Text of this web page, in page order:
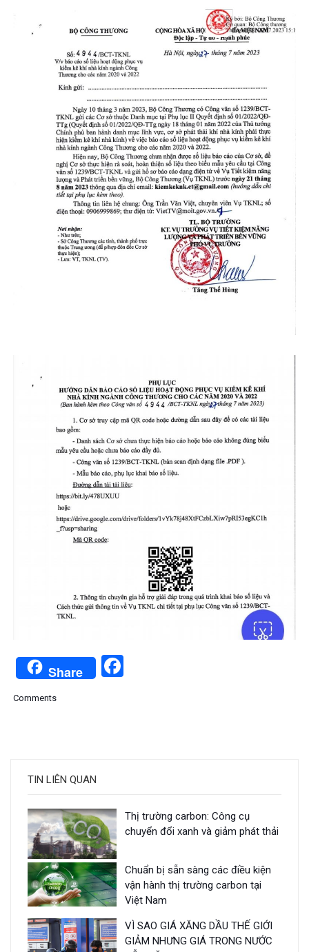
Share
Comments
TIN LIÊN QUAN
Thị trường carbon: Công cụ
chuyển đổi xanh và giảm phát thải
Chuẩn bị sẵn sàng các điều kiện
vận hành thị trường carbon tại
Việt Nam
VÌ SAO GIÁ XĂNG DẦU THẾ GIỚI
GIẢM NHƯNG GIÁ TRONG NƯỚC